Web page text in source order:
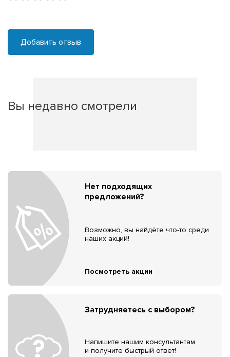
Добавить отзыв
Вы недавно смотрели
Нет подходящих
предложений?
Возможно, вы найдёте что-то среди
наших акций!
Посмотреть акции
Затрудняетесь с выбором?
Напишите нашим консультантам
и получите быстрый ответ!